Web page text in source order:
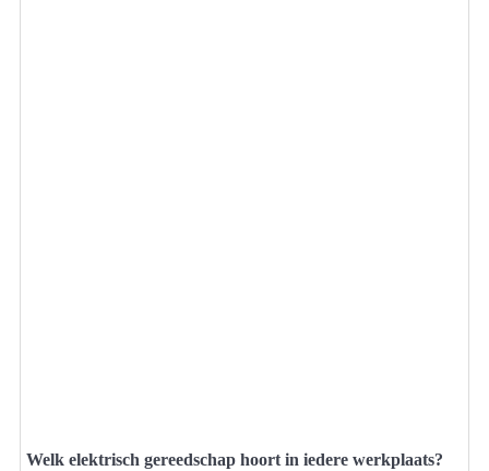
Welk elektrisch gereedschap hoort in iedere werkplaats?